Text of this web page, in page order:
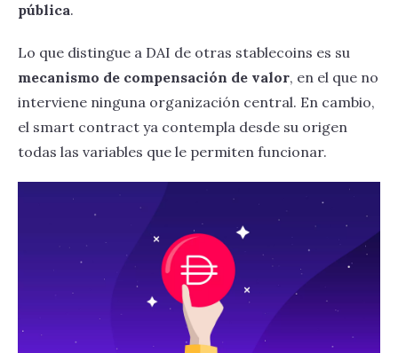
pública.
Lo que distingue a DAI de otras stablecoins es su
mecanismo de compensación de valor, en el que no
interviene ninguna organización central. En cambio,
el smart contract ya contempla desde su origen
todas las variables que le permiten funcionar.